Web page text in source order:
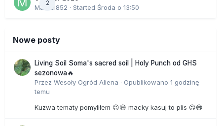
2
Marcel852 · Started Środa o 13:50
Nowe posty
Living Soil Soma's sacred soil | Holy Punch od GHS
sezonowa🔥
Przez Wesoły Ogród Aliena · Opublikowano 1 godzinę
temu
Kuzwa tematy pomyliłem 😉😅 macky kasuj to plis 😉😅